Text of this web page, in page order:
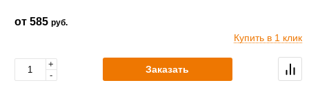
от 585 руб.
Купить в 1 клик
+
-
Заказать